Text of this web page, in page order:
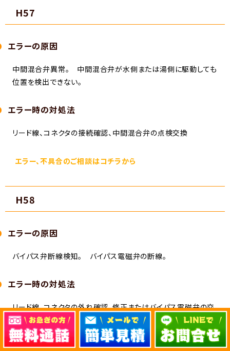
H57
エラーの原因
中間混合弁異常。 中間混合弁が水側または湯側に駆動しても
位置を検出できない。
エラー時の対処法
リード線、コネクタの接続確認、中間混合弁の点検交換
エラー、不具合のご相談はコチラから
H58
エラーの原因
バイパス弁断線検知。 バイパス電磁弁の断線。
エラー時の対処法
リード線、コネクタの外れ確認、修正またはバイパス電磁弁の交
換
エラー、不具合のご相談はコチラから